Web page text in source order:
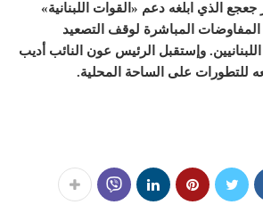
جعجع الذي ابلغه دعم «القوات اللبنانية»
المباشرة لوقف التصعيد
اللبنانيين. وإستقبل الرئيس عون النائب أديب
للتطورات على الساحة المحلية.